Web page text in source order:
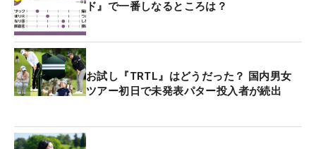
ド』で一番しなるところは？
お試し『TRTL』はどうだった？ 国内男女
ツアー初日で未発表パター投入者が続出